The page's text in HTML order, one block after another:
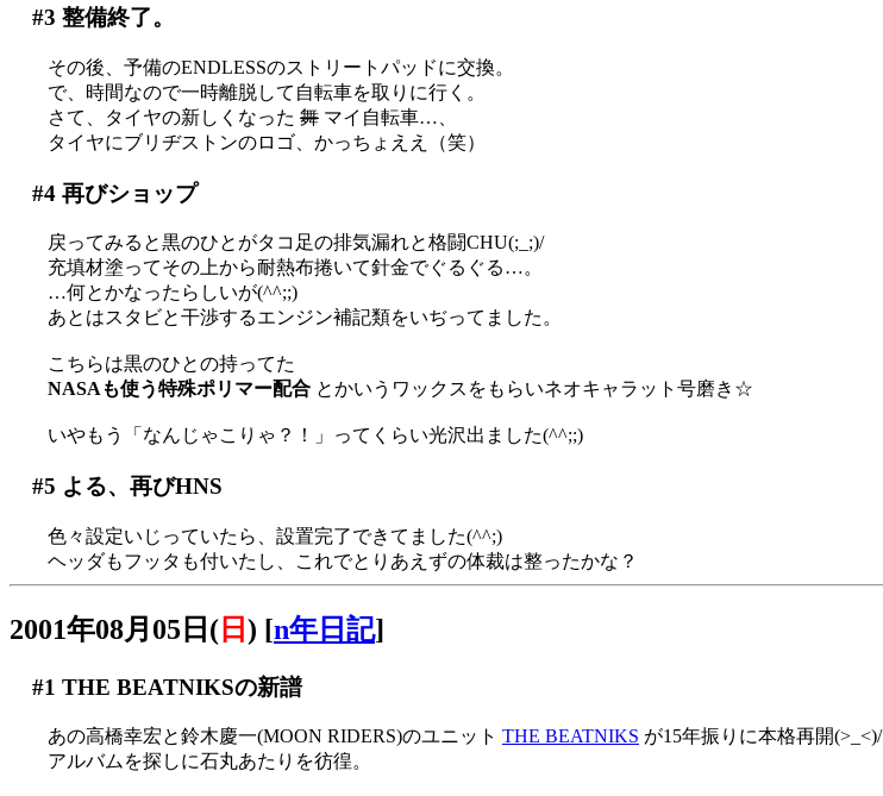
#3 整備終了。
その後、予備のENDLESSのストリートパッドに交換。
で、時間なので一時離脱して自転車を取りに行く。
さて、タイヤの新しくなった 舞 マイ自転車…、
タイヤにブリヂストンのロゴ、かっちょええ（笑）
#4再びショップ
戻ってみると黒のひとがタコ足の排気漏れと格闘CHU(;_;)/
充填材塗ってその上から耐熱布捲いて針金でぐるぐる…。
…何とかなったらしいが(^^;;)
あとはスタビと干渉するエンジン補記類をいぢってました。
こちらは黒のひとの持ってた
NASAも使う特殊ポリマー配合 とかいうワックスをもらいネオキャラット号磨き☆
いやもう「なんじゃこりゃ？！」ってくらい光沢出ました(^^;;)
#5 よる、再びHNS
色々設定いじっていたら、設置完了できてました(^^;)
ヘッダもフッタも付いたし、これでとりあえずの体裁は整ったかな？
2001年08月05日( 日 ) [n年日記]
#1 THE BEATNIKSの新譜
あの高橋幸宏と鈴木慶一(MOON RIDERS)のユニット THE BEATNIKS が15年振りに本格再開(>_<)/
アルバムを探しに石丸あたりを彷徨。